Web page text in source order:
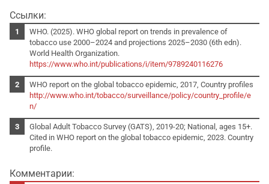
Ссылки:
WHO. (2025). WHO global report on trends in prevalence of
tobacco use 2000–2024 and projections 2025–2030 (6th edn).
World Health Organization.
https://www.who.int/publications/i/item/9789240116276
WHO report on the global tobacco epidemic, 2017, Country profiles
http://www.who.int/tobacco/surveillance/policy/country_profile/e
n/
Global Adult Tobacco Survey (GATS), 2019-20; National, ages 15+.
Cited in WHO report on the global tobacco epidemic, 2023. Country
profile.
Комментарии: